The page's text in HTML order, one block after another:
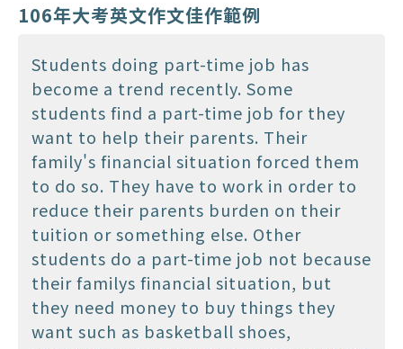
106年大考英文作文佳作範例
Students doing part-time job has
become a trend recently. Some
students find a part-time job for they
want to help their parents. Their
family's financial situation forced them
to do so. They have to work in order to
reduce their parents burden on their
tuition or something else. Other
students do a part-time job not because
their familys financial situation, but
they need money to buy things they
want such as basketball shoes,